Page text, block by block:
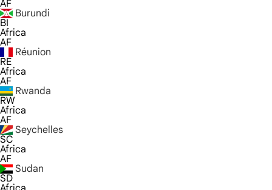
AF
Burundi
BI
Africa
AF
Réunion
RE
Africa
AF
Rwanda
RW
Africa
AF
Seychelles
SC
Africa
AF
Sudan
SD